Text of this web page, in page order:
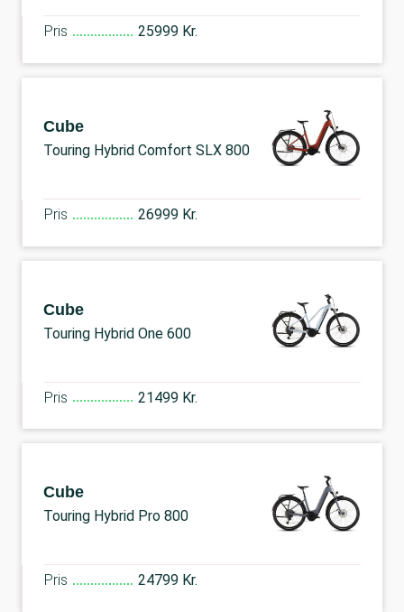
Pris 25999 Kr.
Cube
Touring Hybrid Comfort SLX 800
Pris 26999 Kr.
Cube
Touring Hybrid One 600
Pris 21499 Kr.
Cube
Touring Hybrid Pro 800
Pris 24799 Kr.